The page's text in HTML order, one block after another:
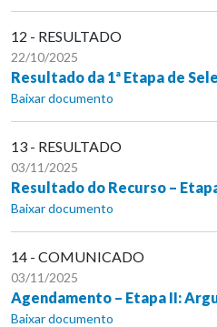
12 - RESULTADO
22/10/2025
Resultado da 1ª Etapa de
Baixar documento
13 - RESULTADO
03/11/2025
Resultado do Recurso –
Baixar documento
14 - COMUNICADO
03/11/2025
Agendamento – Etapa II:
Baixar documento